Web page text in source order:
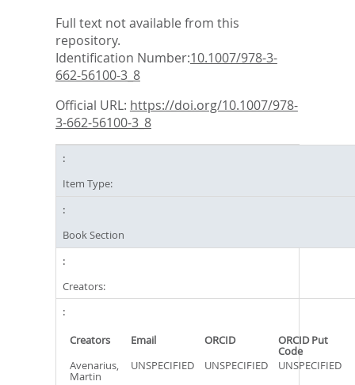
Full text not available from this
repository.
Identification Number:10.1007/978-3-
662-56100-3_8
Official URL: https://doi.org/10.1007/978-
3-662-56100-3_8
Item Type:
Book Section
Creators:
Creators Email ORCID ORCID Put
Code
Avenarius,
Martin
UNSPECIFIED UNSPECIFIED UNSPECIFIED